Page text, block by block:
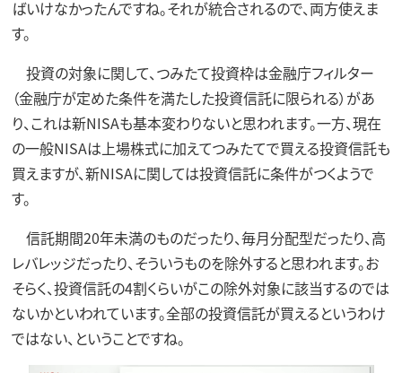
ばいけなかったんですね。それが統合されるので、両方使えま
す。
投資の対象に関して、つみたて投資枠は金融庁フィルター
（金融庁が定めた条件を満たした投資信託に限られる）があ
り、これは新NISAも基本変わりないと思われます。一方、現在
の一般NISAは上場株式に加えてつみたてで買える投資信託も
買えますが、新NISAに関しては投資信託に条件がつくようで
す。
信託期間20年未満のものだったり、毎月分配型だったり、高
レバレッジだったり、そういうものを除外すると思われます。お
そらく、投資信託の4割くらいがこの除外対象に該当するのでは
ないかといわれています。全部の投資信託が買えるというわけ
ではない、ということですね。